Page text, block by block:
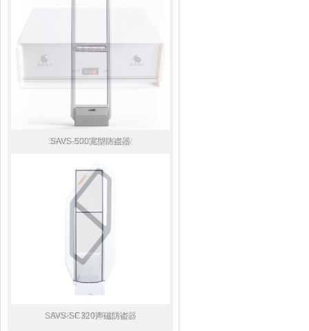
SAVS-500宽型防盗器
SAVS-SC320声磁防盗器
SAVS-JC01磁条检查仪
SAVS-F 图书防盗系统